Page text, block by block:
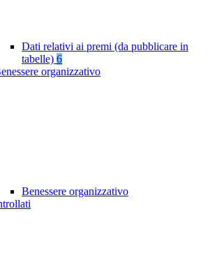
Dati relativi ai premi (da pubblicare in
tabelle) 6
organizzativo
Benessere organizzativo